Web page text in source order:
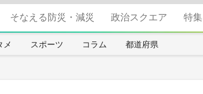
そなえる防災・減災 政治スクエア 特集
メ スポーツ コラム 都道府県